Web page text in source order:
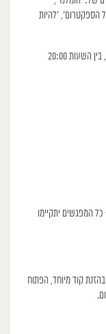
הספקטרום’, ‘להיות
הסדרה מורכבת משישה מפגשי זום בימים שלישי וחמישי, בין השעות 20:00
המפגשים יתקיימו
הסדרה, בהזנת קוד מיוחד, הפתוח